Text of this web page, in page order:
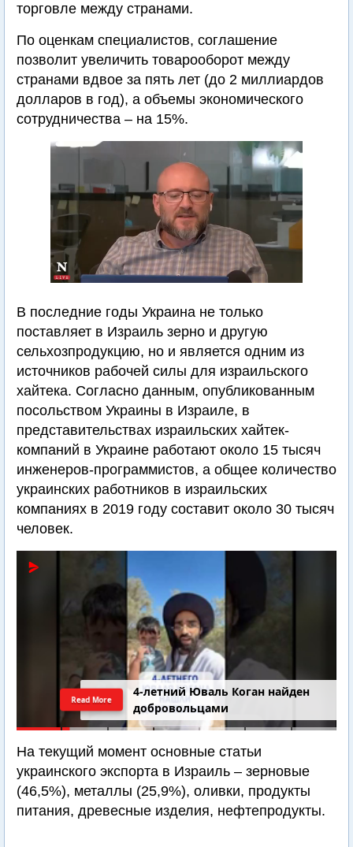
торговле между странами.
По оценкам специалистов, соглашение
позволит увеличить товарооборот между
странами вдвое за пять лет (до 2 миллиардов
долларов в год), а объемы экономического
сотрудничества – на 15%.
В последние годы Украина не только
поставляет в Израиль зерно и другую
сельхозпродукцию, но и является одним из
источников рабочей силы для израильского
хайтека. Согласно данным, опубликованным
посольством Украины в Израиле, в
представительствах израильских хайтек-
компаний в Украине работают около 15 тысяч
инженеров-программистов, а общее количество
украинских работников в израильских
компаниях в 2019 году составит около 30 тысяч
человек.
4-летний Юваль Коган найден
добровольцами
Read More
На текущий момент основные статьи
украинского экспорта в Израиль – зерновые
(46,5%), металлы (25,9%), оливки, продукты
питания, древесные изделия, нефтепродукты.